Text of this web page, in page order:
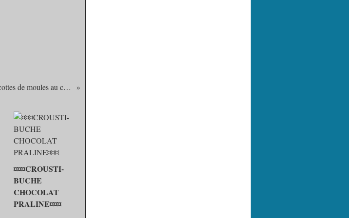
Petites cocottes de moules au chorizo...
¤¤¤CROUSTI-
BUCHE
CHOCOLAT
PRALINE¤¤¤